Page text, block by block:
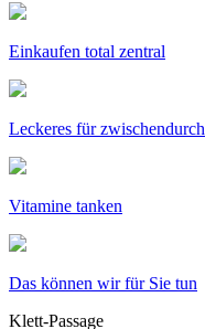
Einkaufen total zentral
Leckeres für zwischendurch
Vitamine tanken
Das können wir für Sie tun
Klett-Passage